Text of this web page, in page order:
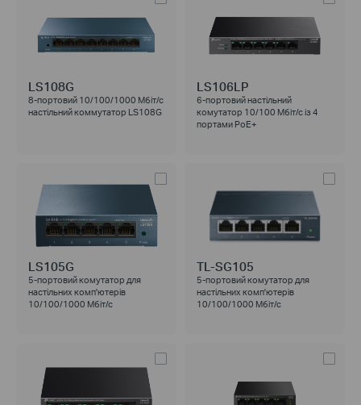
LS108G
8-портовий 10/100/1000 Мбіт/с
настільний коммутатор LS108G
LS106LP
6-портовий настільний
комутатор 10/100 Мбіт/с із 4
портами PoE+
LS105G
5-портовий комутатор для
настільних комп'ютерів
10/100/1000 Мбіт/с
TL-SG105
5-портовий комутатор для
настільних комп'ютерів
10/100/1000 Мбіт/с